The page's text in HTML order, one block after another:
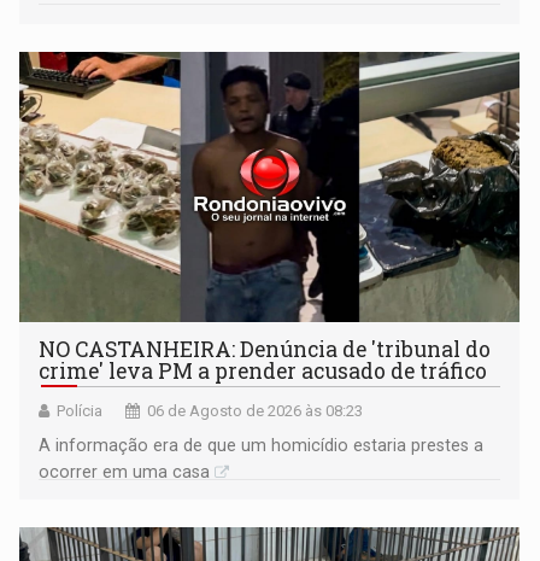
NO CASTANHEIRA: ​Denúncia de 'tribunal do
crime' leva PM a prender acusado de tráfico
Polícia 06 de Agosto de 2026 às 08:23
A informação era de que um homicídio estaria prestes a
ocorrer em uma casa